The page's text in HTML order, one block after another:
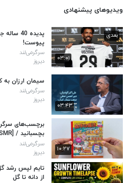
ویدیوهای پیشنهادی
۰۳:۰۱
بعدی
پدیده
پیوست!
سرگرمی‌لند
دیروز
۰۳:۴۳
سیمان ارزان
سرگرمی‌لند
دیروز
۱۰:۲۷
برچسب‌های
بچسبانید / [ASMR]
سرگرمی‌لند
دیروز
از دانه تا گل